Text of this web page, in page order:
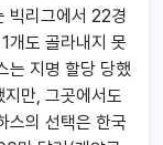
빅리그에서 22경
개도 골라내지 못
는 지명 할당 당했
만, 그곳에서도
스의 선택은 한국